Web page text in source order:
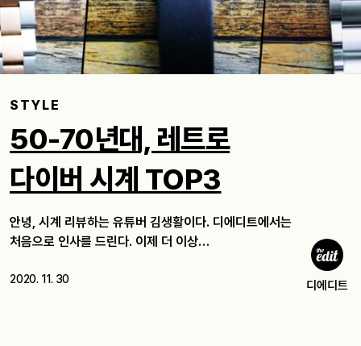
STYLE
50-70년대, 레트로
다이버 시계 TOP3
안녕, 시계 리뷰하는 유튜버 김생활이다. 디에디트에서는
처음으로 인사를 드린다. 이제 더 이상…
2020. 11. 30 디에디트